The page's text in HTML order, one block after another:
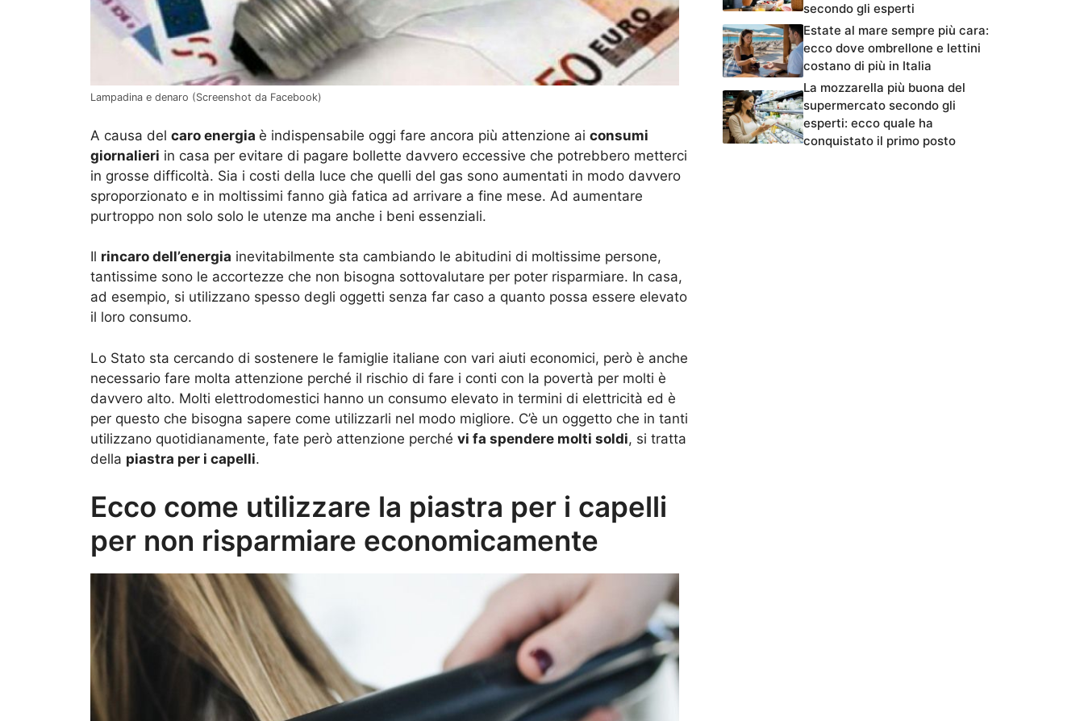
Lampadina e denaro (Screenshot da Facebook)
A causa del caro energia è indispensabile oggi fare ancora più attenzione ai consumi
giornalieri in casa per evitare di pagare bollette davvero eccessive che potrebbero metterci
in grosse difficoltà. Sia i costi della luce che quelli del gas sono aumentati in modo davvero
sproporzionato e in moltissimi fanno già fatica ad arrivare a fine mese. Ad aumentare
purtroppo non solo solo le utenze ma anche i beni essenziali.
Il rincaro dell’energia inevitabilmente sta cambiando le abitudini di moltissime persone,
tantissime sono le accortezze che non bisogna sottovalutare per poter risparmiare. In casa,
ad esempio, si utilizzano spesso degli oggetti senza far caso a quanto possa essere elevato
il loro consumo.
Lo Stato sta cercando di sostenere le famiglie italiane con vari aiuti economici, però è anche
necessario fare molta attenzione perché il rischio di fare i conti con la povertà per molti è
davvero alto. Molti elettrodomestici hanno un consumo elevato in termini di elettricità ed è
per questo che bisogna sapere come utilizzarli nel modo migliore. C’è un oggetto che in tanti
utilizzano quotidianamente, fate però attenzione perché vi fa spendere molti soldi, si tratta
della piastra per i capelli.
Ecco come utilizzare la piastra per i capelli
per non risparmiare economicamente
secondo gli esperti
Estate al mare sempre più cara:
ecco dove ombrellone e lettini
costano di più in Italia
La mozzarella più buona del
supermercato secondo gli
esperti: ecco quale ha
conquistato il primo posto